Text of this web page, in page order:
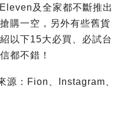
及全家都不斷推出
購一空，另外有些舊貨
以下15大必買、必試台
都不錯！
源：Fion、Instagram、